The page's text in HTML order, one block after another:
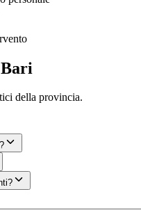
Bari
della provincia.